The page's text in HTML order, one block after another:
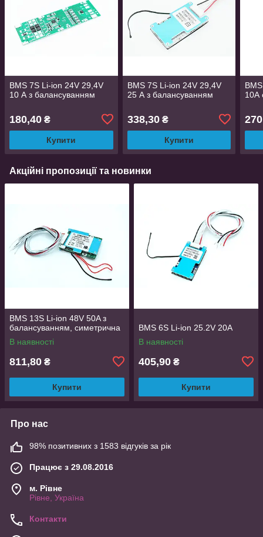
BMS 7S Li-ion 24V 29,4V
10 А з балансуванням
180,40 ₴
Купити
BMS 7S Li-ion 24V 29,4V
25 А з балансуванням
338,30₴
Купити
10А
Акційні пропозиції та новинки
BMS 13S Li-ion 48V 50A з
балансуванням, симетрична
В наявності
811,80 ₴
Купити
BMS 6S Li-ion 25.2V 20A
В наявності
405,90 ₴
Купити
Про нас
98% позитивних з 1583 відгуків за рік
Працює з 29.08.2016
м. Рівне
Рівне, Україна
Контакти